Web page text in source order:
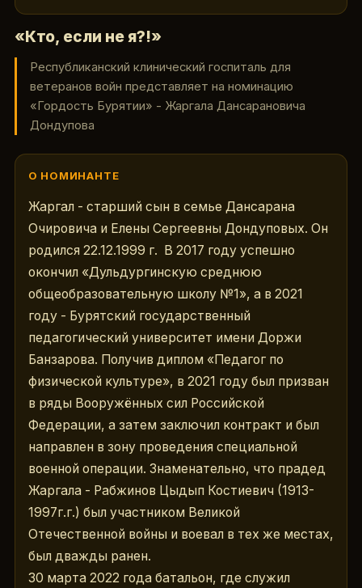
«Кто, если не я?!»
Республиканский клинический госпиталь для
ветеранов войн представляет на номинацию
«Гордость Бурятии» - Жаргала Дансарановича
Дондупова
О НОМИНАНТЕ
Жаргал - старший сын в семье Дансарана
Очировича и Елены Сергеевны Дондуповых. Он
родился 22.12.1999 г.  В 2017 году успешно
окончил «Дульдургинскую среднюю
общеобразовательную школу №1», а в 2021
году - Бурятский государственный
педагогический университет имени Доржи
Банзарова. Получив диплом «Педагог по
физической культуре», в 2021 году был призван
в ряды Вооружённых сил Российской
Федерации, а затем заключил контракт и был
направлен в зону проведения специальной
военной операции. Знаменательно, что прадед
Жаргала - Рабжинов Цыдып Костиевич (1913-
1997г.г.) был участником Великой
Отечественной войны и воевал в тех же местах,
был дважды ранен.
30 марта 2022 года батальон, где служил